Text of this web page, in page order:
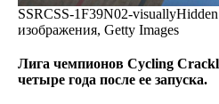
SSRCSS-1F39N02-
изображения, Getty Images
Лига чемпионов Cycling
четыре года после ее запуска.